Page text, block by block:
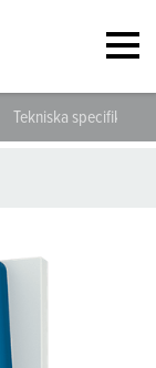
Tekniska